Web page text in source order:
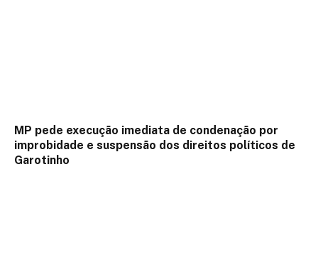
MP pede execução imediata de condenação por
improbidade e suspensão dos direitos políticos de
Garotinho